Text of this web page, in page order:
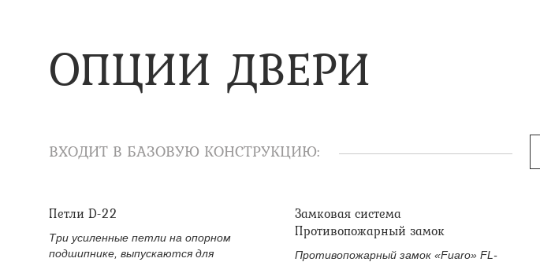
ОПЦИИ ДВЕРИ
ВХОДИТ В БАЗОВУЮ КОНСТРУКЦИЮ:
Петли D-22
Три усиленные петли на опорном
подшипнике, выпускаются для
Замковая система
Противопожарный замок
Противопожарный замок «Fuaro» FL-